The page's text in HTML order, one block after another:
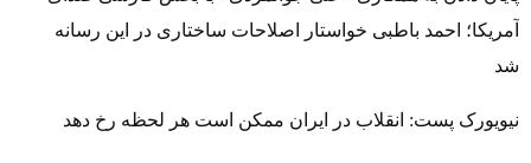
آمریکا؛ احمد باطبی خواستار اصلاحات ساختاری در این رسانه
شد
نیویورک پست: انقلاب در ایران ممکن است هر لحظه رخ دهد